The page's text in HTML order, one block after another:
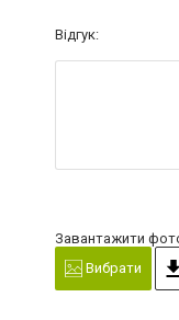
Відгук:
Завантажити
Вибрати